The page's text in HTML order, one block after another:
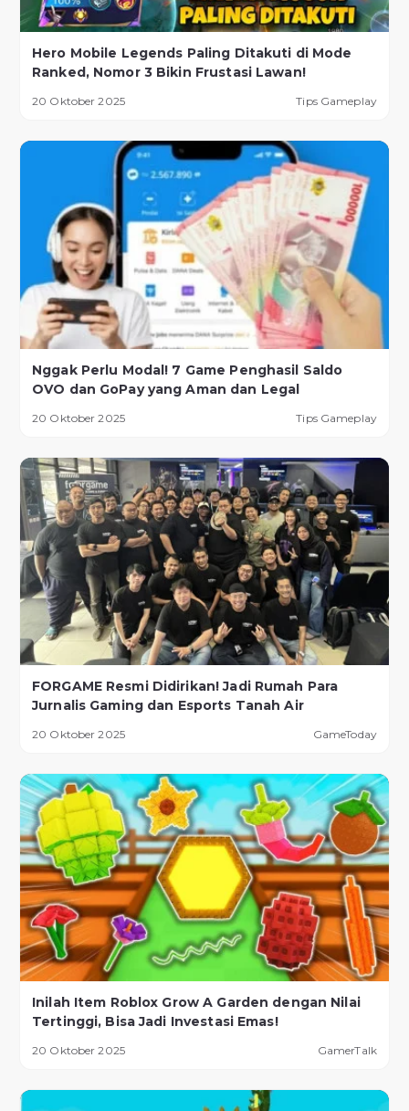
Hero Mobile Legends Paling Ditakuti di Mode
Ranked, Nomor 3 Bikin Frustasi Lawan!
20 Oktober 2025 Tips Gameplay
Nggak Perlu Modal! 7 Game Penghasil Saldo
OVO dan GoPay yang Aman dan Legal
20 Oktober 2025 Tips Gameplay
FORGAME Resmi Didirikan! Jadi Rumah Para
Jurnalis Gaming dan Esports Tanah Air
20 Oktober 2025 GameToday
Inilah Item Roblox Grow A Garden dengan Nilai
Tertinggi, Bisa Jadi Investasi Emas!
20 Oktober 2025 GamerTalk